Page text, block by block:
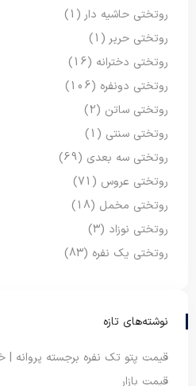
روتختی حاشیه دار (1)
روتختی حریر (1)
روتختی دخترانه (16)
روتختی دونفره (106)
روتختی ساتن (2)
روتختی سنتی (1)
روتختی سه بعدی (69)
روتختی عروس (71)
روتختی مخمل (18)
روتختی نوزاد (3)
روتختی یک نفره (83)
نوشته‌های تازه
قیمت پتو تک نفره برجسته پروانه |
قیمت بازار